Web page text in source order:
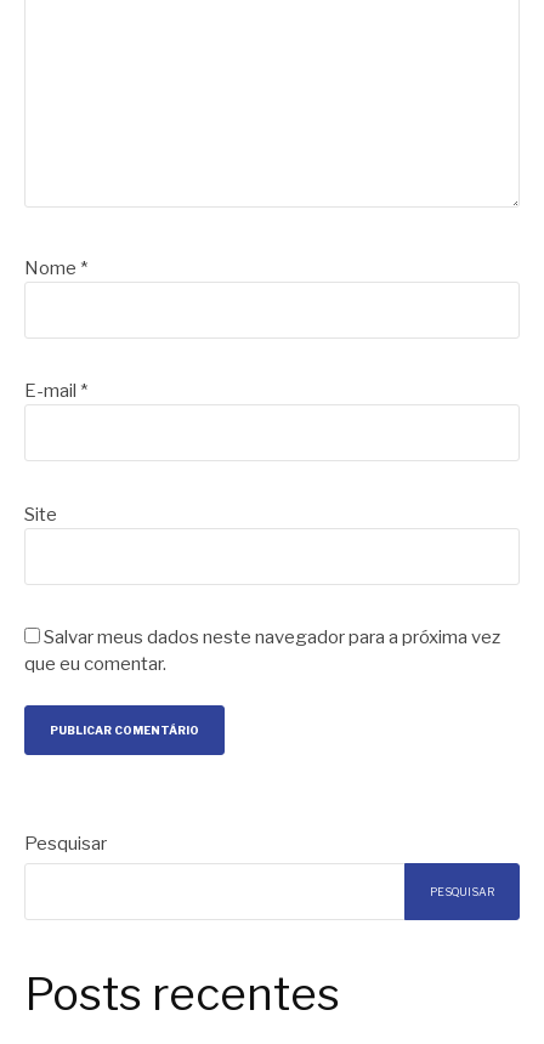
Nome *
E-mail *
Site
Salvar meus dados neste navegador para a próxima vez
que eu comentar.
Pesquisar
PESQUISAR
Posts recentes